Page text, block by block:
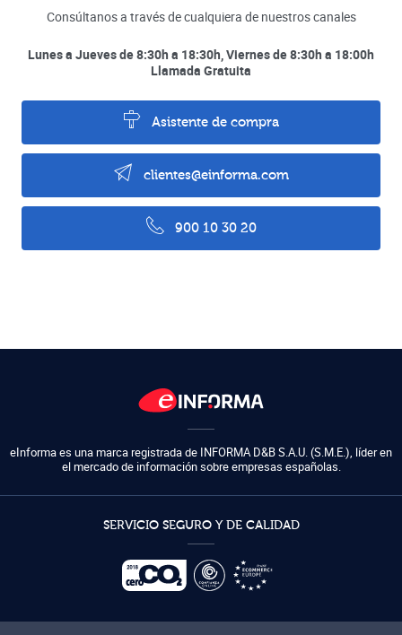
Consúltanos a través de cualquiera de nuestros canales
Lunes a Jueves de 8:30h a 18:30h, Viernes de 8:30h a 18:00h
Llamada Gratuita
Asistente de compra
clientes@einforma.com
900 10 30 20
eInforma es una marca registrada de INFORMA D&B S.A.U. (S.M.E.), líder en
el mercado de información sobre empresas españolas.
SERVICIO SEGURO Y DE CALIDAD